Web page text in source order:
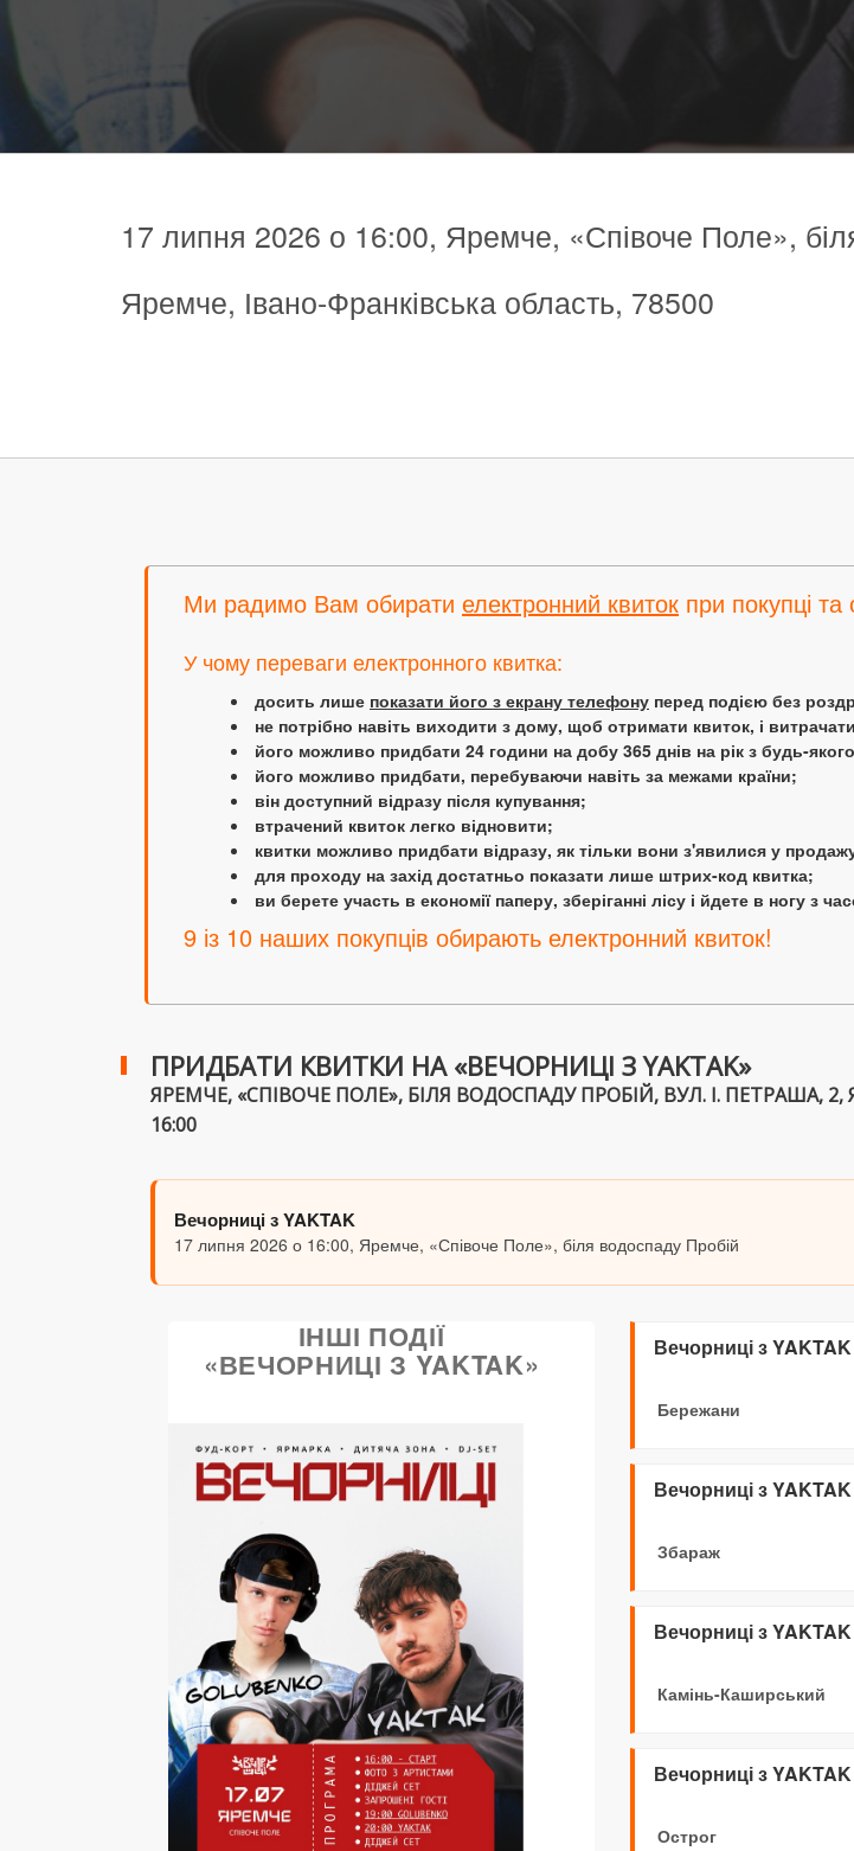
17 липня 2026 о 16:00, Яремче, «Співоче Поле»,
Яремче, Івано-Франківська область, 78500
Ми радимо Вам обирати електронний квиток при покупці
У чому переваги електронного квитка:
досить лише показати його з екрану телефону перед подією без
не потрібно навіть виходити з дому, щоб отримати квиток, і
його можливо придбати 24 години на добу 365 днів на рік з будь-
його можливо придбати, перебуваючи навіть за межами країни;
він доступний відразу після купування;
втрачений квиток легко відновити;
квитки можливо придбати відразу, як тільки вони з'явилися у
для проходу на захід достатньо показати лише штрих-код квитка;
ви берете участь в економії паперу, зберіганні лісу і йдете в ногу з
9 із 10 наших покупців обирають електронний квиток!
ПРИДБАТИ КВИТКИ НА «ВЕЧОРНИЦІ З YAKTAK»
ЯРЕМЧЕ, «СПІВОЧЕ ПОЛЕ», БІЛЯ ВОДОСПАДУ ПРОБІЙ, ВУЛ. І. ПЕТРАША,
16:00
Вечорниці з YAKTAK
17 липня 2026 о 16:00, Яремче, «Співоче Поле», біля водоспаду Пробій
ІНШІ ПОДІЇ
«ВЕЧОРНИЦІ З YAKTAK» Вечорниці з YAKTAK
Бережани
Вечорниці з YAKTAK
Збараж
Вечорниці з YAKTAK
Камінь-Каширський
Вечорниці з YAKTAK
Острог